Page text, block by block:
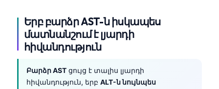
Երբ բարձր AST-ն իսկապես
մատնանշում է լյարդի
հիվանդություն
Բարձր AST ցույց է տալիս լյարդի
հիվանդություն, երբ ALT-ն նույնպես